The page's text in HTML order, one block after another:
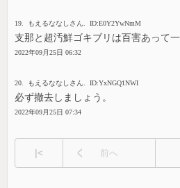
19. もえるななしさん. ID:E0Y2YwNmM
支那と超汚鮮ゴキブリは百害あって
2022年09月25日 06:32
20. もえるななしさん. ID:YxNGQ1NWI
必ず撤去しましょう。
2022年09月25日 07:34
|< 前へ